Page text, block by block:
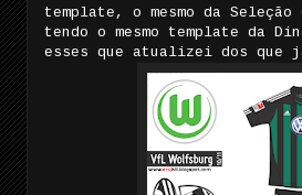
template, o mesmo da
tendo o mesmo template da
esses que atualizei dos que